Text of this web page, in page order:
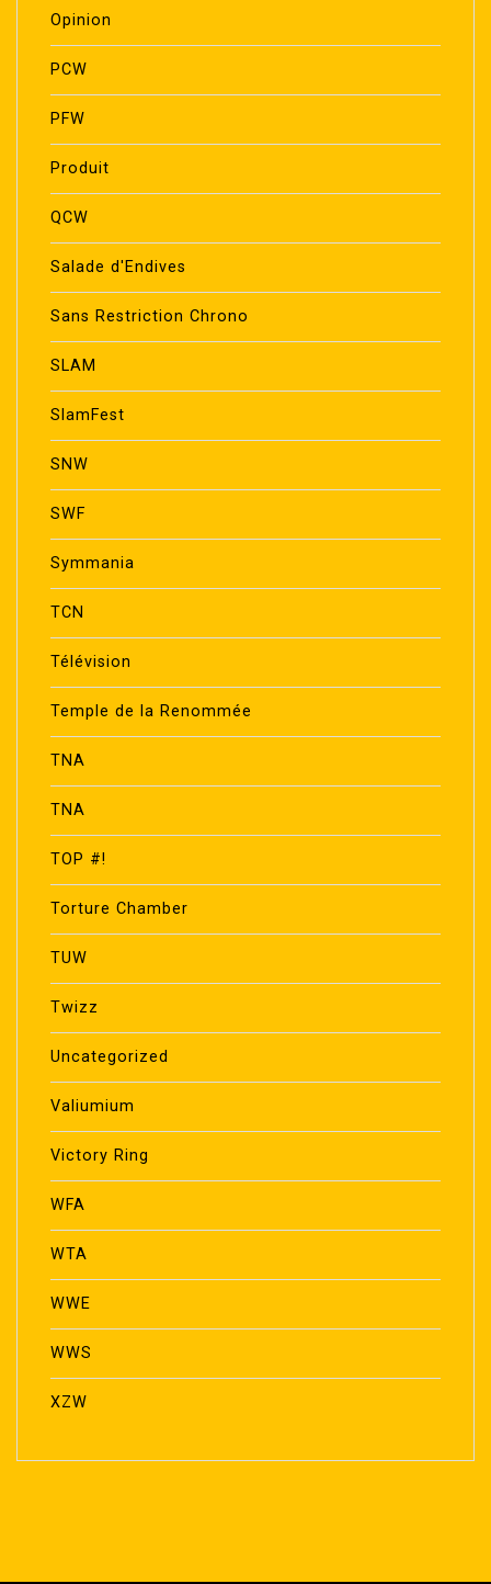
Opinion
PCW
PFW
Produit
QCW
Salade d'Endives
Sans Restriction Chrono
SLAM
SlamFest
SNW
SWF
Symmania
TCN
Télévision
Temple de la Renommée
TNA
TNA
TOP #!
Torture Chamber
TUW
Twizz
Uncategorized
Valiumium
Victory Ring
WFA
WTA
WWE
WWS
XZW